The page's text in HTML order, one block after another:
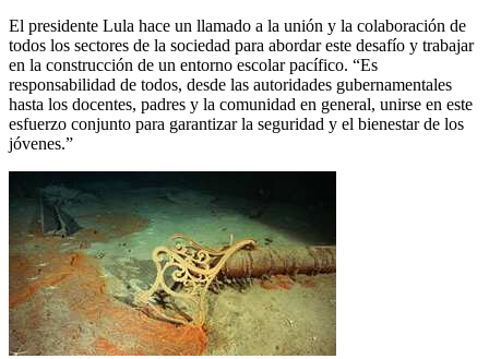
El presidente Lula hace un llamado a la unión y la colaboración de
todos los sectores de la sociedad para abordar este desafío y trabajar
en la construcción de un entorno escolar pacífico. “Es
responsabilidad de todos, desde las autoridades gubernamentales
hasta los docentes, padres y la comunidad en general, unirse en este
esfuerzo conjunto para garantizar la seguridad y el bienestar de los
jóvenes.”